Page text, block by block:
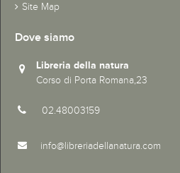
Site Map
Dove siamo
Libreria della natura
Corso di Porta
02.48003159
info@libreriadellanatura.com